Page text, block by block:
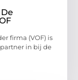
firma (VOF) is
in bij de